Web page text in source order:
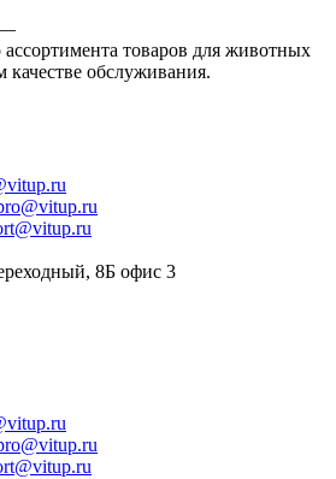
—
товаров для животных
обслуживания.
8Б офис 3